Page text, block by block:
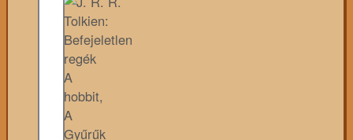
A
hobbit,
A
Gyűrűk